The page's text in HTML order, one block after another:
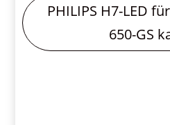
PHILIPS H7-LED
650-GS